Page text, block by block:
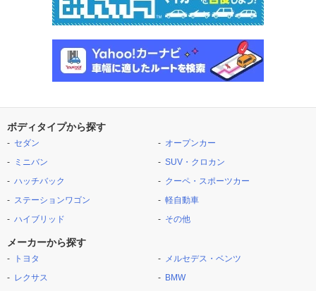
ボディタイプから探す
セダン
ミニバン
ハッチバック
ステーションワゴン
ハイブリッド
オープンカー
SUV・クロカン
クーペ・スポーツカー
軽自動車
その他
メーカーから探す
トヨタ
レクサス
メルセデス・ベンツ
BMW